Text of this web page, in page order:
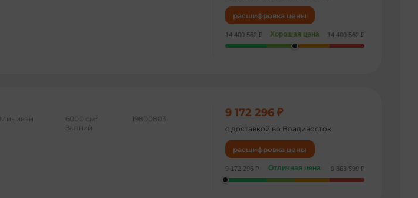
расшифровка цены
14 400 562 ₽ Хорошая цена 14 400 562 ₽
Минивэн 6000 см 3
Задний
19800803 9 172 296 ₽
с доставкой во Владивосток
расшифровка цены
9 172 296 ₽ Отличная цена 9 863 599 ₽